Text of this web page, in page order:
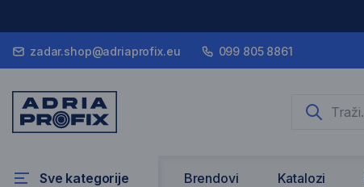
zadar.shop@adriaprofix.eu 099 805 8861
Sve kategorije Brendovi Katalozi